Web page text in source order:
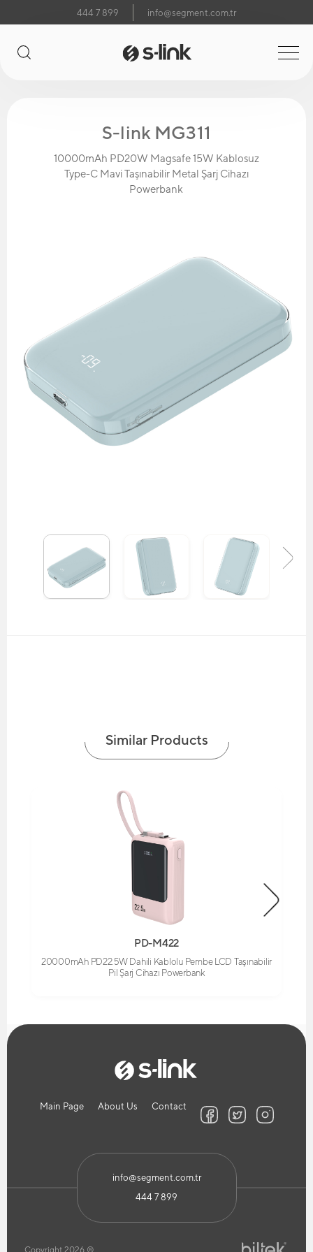
444 7 899 info@segment.com.tr
S-link MG311
10000mAh PD20W Magsafe 15W Kablosuz
Type-C Mavi Taşınabilir Metal Şarj Cihazı
Powerbank
Similar Products
PD-M422
20000mAh PD22.5W Dahili Kablolu Pembe LCD Taşınabilir
Pil Şarj Cihazı Powerbank
Main Page About Us Contact
info@segment.com.tr
444 7 899
Copyright 2026 ®